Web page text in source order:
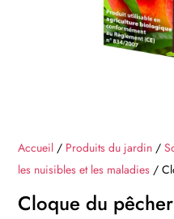
Accueil / Produits du jardin /
les nuisibles et les maladies /
Cloque du